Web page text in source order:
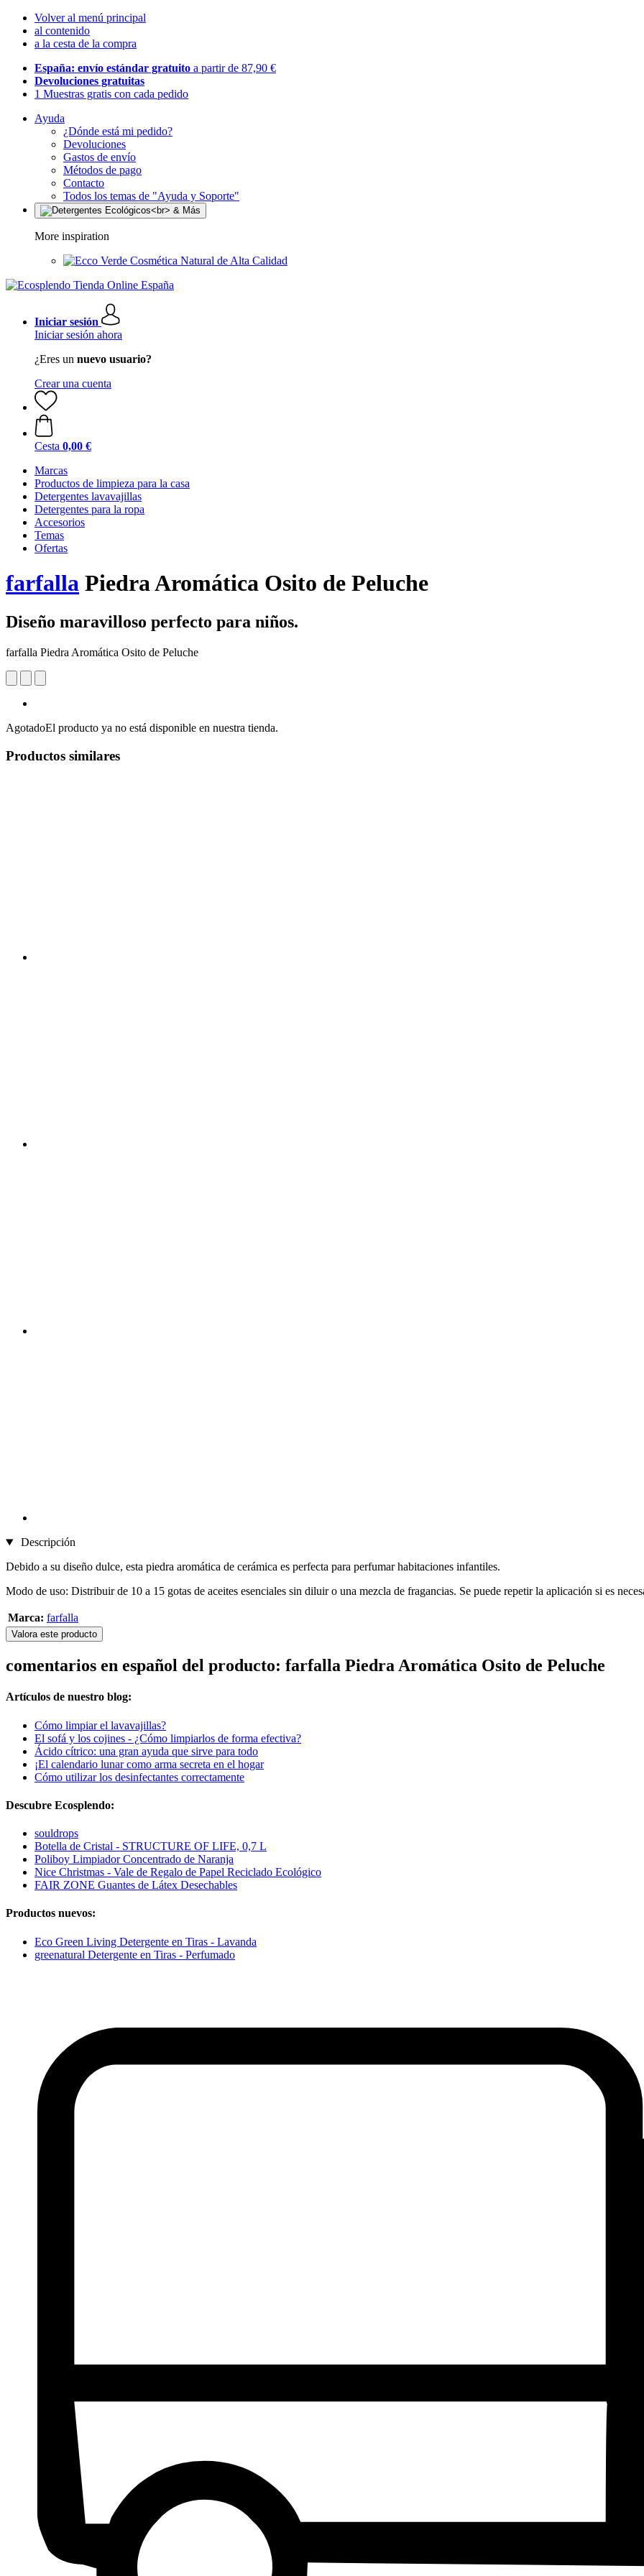
Volver al menú principal
al contenido
a la cesta de la compra
España: envío estándar gratuito a partir de 87,90 €
Devoluciones gratuitas
1 Muestras gratis con cada pedido
Ayuda
¿Dónde está mi pedido?
Devoluciones
Gastos de envío
Métodos de pago
Contacto
Todos los temas de "Ayuda y Soporte"
More inspiration
Cosmética Natural de Alta Calidad
Iniciar sesión
Iniciar sesión ahora
¿Eres un nuevo usuario?
Crear una cuenta
Cesta 0,00 €
Marcas
Productos de limpieza para la casa
Detergentes lavavajillas
Detergentes para la ropa
Accesorios
Temas
Ofertas
farfalla Piedra Aromática Osito de Peluche
Diseño maravilloso perfecto para niños.
farfalla Piedra Aromática Osito de Peluche
AgotadoEl producto ya no está disponible en nuestra tienda.
Productos similares
Descripción
Debido a su diseño dulce, esta piedra aromática de cerámica es perfecta para perfumar habitaciones infantiles.
Modo de uso: Distribuir de 10 a 15 gotas de aceites esenciales sin diluir o una mezcla de fragancias. Se puede repetir la aplicación si es
Marca: farfalla
Valora este producto
comentarios en español del producto: farfalla Piedra Aromática Osito de Peluche
Artículos de nuestro blog:
Cómo limpiar el lavavajillas?
El sofá y los cojines - ¿Cómo limpiarlos de forma efectiva?
Ácido cítrico: una gran ayuda que sirve para todo
¡El calendario lunar como arma secreta en el hogar
Cómo utilizar los desinfectantes correctamente
Descubre Ecosplendo:
souldrops
Botella de Cristal - STRUCTURE OF LIFE, 0,7 L
Poliboy Limpiador Concentrado de Naranja
Nice Christmas - Vale de Regalo de Papel Reciclado Ecológico
FAIR ZONE Guantes de Látex Desechables
Productos nuevos:
Eco Green Living Detergente en Tiras - Lavanda
greenatural Detergente en Tiras - Perfumado